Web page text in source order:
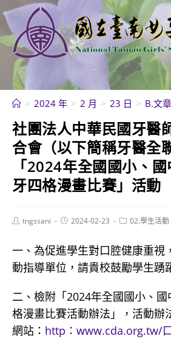
跳
轉
至
內
> 2024 年 > 2 月 > 23 日 > B.文
社團法人中華民國牙醫
合會（以下簡稱牙醫全
「2024年全國國小、
牙四格漫畫比賽」活動
Posttngssani
Post2024-02-23
Post02.學生活動
一、為促進學生對口腔健康重視
動指導單位，請貴校鼓勵學生踴
二、檢附「2024年全國國小、
格漫畫比賽活動辦法」，活動辦
網站： http：www.cda.org.tw/